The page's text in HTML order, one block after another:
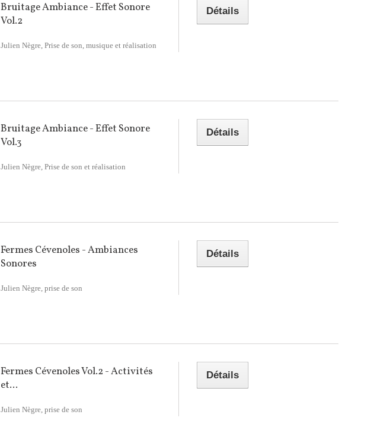
Bruitage Ambiance - Effet Sonore
Vol.2
Julien Nègre, Prise de son, musique et réalisation
Détails
Bruitage Ambiance - Effet Sonore
Vol.3
Julien Nègre, Prise de son et réalisation
Détails
Fermes Cévenoles - Ambiances
Sonores
Julien Nègre, prise de son
Détails
Fermes Cévenoles Vol.2 - Activités
et...
Julien Nègre, prise de son
Détails